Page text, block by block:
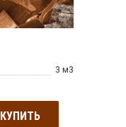
3 м3
КУПИТЬ